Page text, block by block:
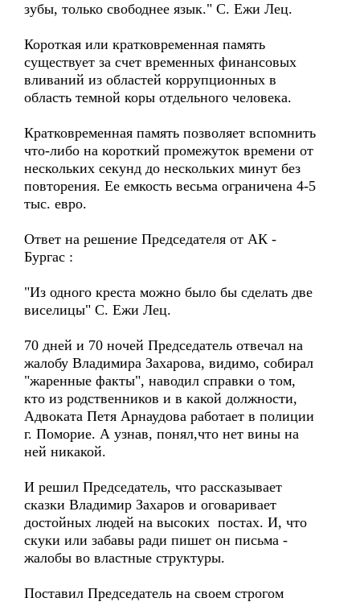
зубы, только свободнее язык." С. Ежи Лец.
Короткая или кратковременная память
существует за счет временных финансовых
вливаний из областей коррупционных в
область темной коры отдельного человека.
Кратковременная память позволяет вспомнить
что-либо на короткий промежуток времени от
нескольких секунд до нескольких минут без
повторения. Ее емкость весьма ограничена 4-5
тыс. евро.
Ответ на решение Председателя от АК -
Бургас :
"Из одного креста можно было бы сделать две
виселицы" С. Ежи Лец.
70 дней и 70 ночей Председатель отвечал на
жалобу Владимира Захарова, видимо, собирал
"жаренные факты", наводил справки о том,
кто из родственников и в какой должности,
Адвоката Петя Арнаудова работает в полиции
г. Поморие. А узнав, понял,что нет вины на
ней никакой.
И решил Председатель, что рассказывает
сказки Владимир Захаров и оговаривает
достойных людей на высоких постах. И, что
скуки или забавы ради пишет он письма -
жалобы во властные структуры.
Поставил Председатель на своем строгом